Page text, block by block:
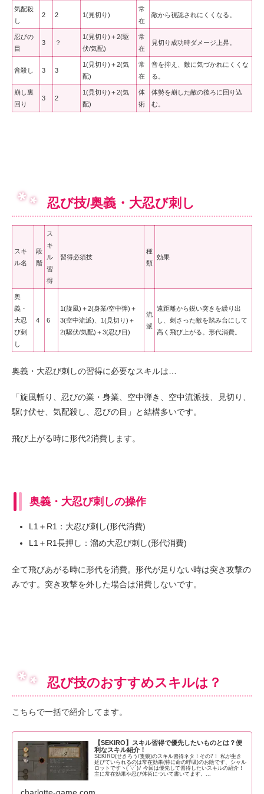
気配殺
し
2 2 1(見切り)
常
在
敵から視認されにくくなる。
忍びの
目
3 ？
1(見切り)＋2(駆
伏/気配)
常
在
見切り成功時ダメージ上昇。
音殺し 3 3
1(見切り)＋2(気
配)
常
在
音を抑え、敵に気づかれにくくな
る。
崩し裏
回り
3 2
1(見切り)＋2(気
配)
体
術
体勢を崩した敵の後ろに回り込
む。
忍び技/奥義・大忍び刺し
スキ
ル名
段
階
ス
キ
ル
習
得
習得必須技
種
類
効果
奥
義・
大忍
び刺
し
4 6
1(旋風)＋2(身業/空中弾)＋
3(空中流派)、1(見切り)＋
2(駆伏/気配)＋3(忍び目)
流
派
遠距離から鋭い突きを繰り出
し、刺さった敵を踏み台にして
高く飛び上がる。形代消費。
奥義・大忍び刺しの習得に必要なスキルは…
「旋風斬り、忍びの業・身業、空中弾き、空中流派技、見切り、
駆け伏せ、気配殺し、忍びの目」と結構多いです。
飛び上がる時に形代2消費します。
奥義・大忍び刺しの操作
L1＋R1：大忍び刺し(形代消費)
L1＋R1長押し：溜め大忍び刺し(形代消費)
全て飛びあがる時に形代を消費。形代が足りない時は突き攻撃の
みです。突き攻撃を外した場合は消費しないです。
忍び技のおすすめスキルは？
こちらで一括で紹介してます。
【SEKIRO】スキル習得で優先したいものとは？便
利なスキル紹介！
SEKIRO(せきろう/隻狼)のスキル習得ネタ！その7！ 私が生き
延びていられるのは常在効果(特に命の呼吸)のお陰です、シャル
ロットですヽ(´▽`)ﾉ 今回は優先して習得したいスキルの紹介！
主に常在効果や忍び体術について書いてます。...
charlotte-game.com